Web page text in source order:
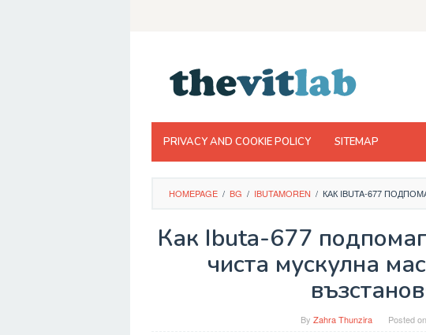
PRIVACY AND COOKIE POLICY SITEMAP
HOMEPAGE / BG / IBUTAMOREN / КАК IBUTA-677
Как Ibuta-677
чиста мускулна
By Zahra Thunzira Posted on